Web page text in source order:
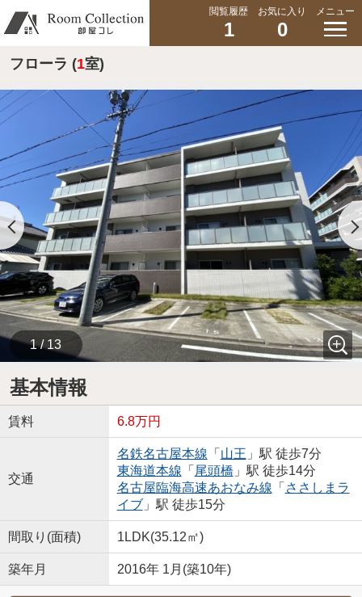
閲覧履歴
1
お気に入り
0
メニュー
フローラ (1室)
1 / 13
基本情報
賃料 6.8万円
交通
名鉄名古屋本線 「 山王 」駅 徒歩7分
東海道本線 「 尾頭橋 」駅 徒歩14分
名古屋臨海高速あおなみ線 「 ささしまラ
イブ」駅 徒歩15分
間取り(面積) 1LDK(35.12㎡)
築年月 2016年 1月(築10年)